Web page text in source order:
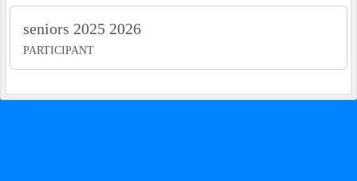
seniors 2025 2026
PARTICIPANT